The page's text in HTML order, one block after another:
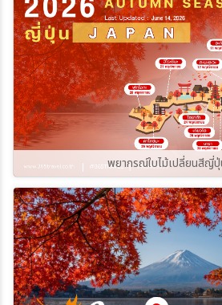
พยากรณ์ใบไม้เปลี่ยนสีญี่